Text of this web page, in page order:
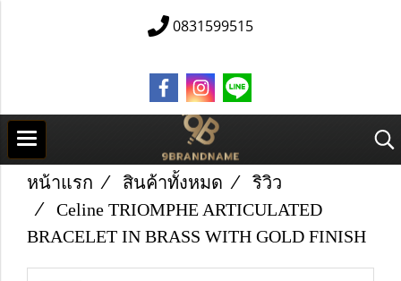
0831599515
หน้าแรก สินค้าทั้งหมด
ริวิว
Celine TRIOMPHE ARTICULATED
BRACELET IN BRASS WITH GOLD FINISH